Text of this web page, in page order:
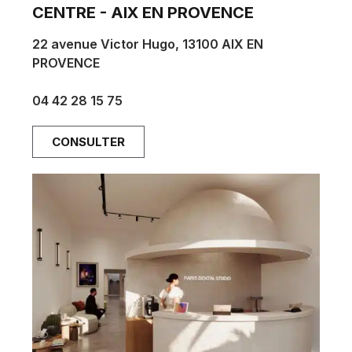
CENTRE - AIX EN PROVENCE
22 avenue Victor Hugo, 13100 AIX EN
PROVENCE
04 42 28 15 75
CONSULTER